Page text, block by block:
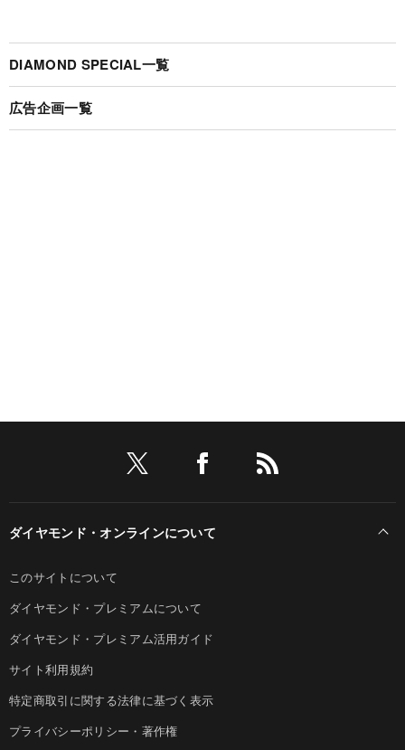
DIAMOND SPECIAL一覧
広告企画一覧
ダイヤモンド・オンラインについて
このサイトについて
ダイヤモンド・プレミアムについて
ダイヤモンド・プレミアム活用ガイド
サイト利用規約
特定商取引に関する法律に基づく表示
プライバシーポリシー・著作権